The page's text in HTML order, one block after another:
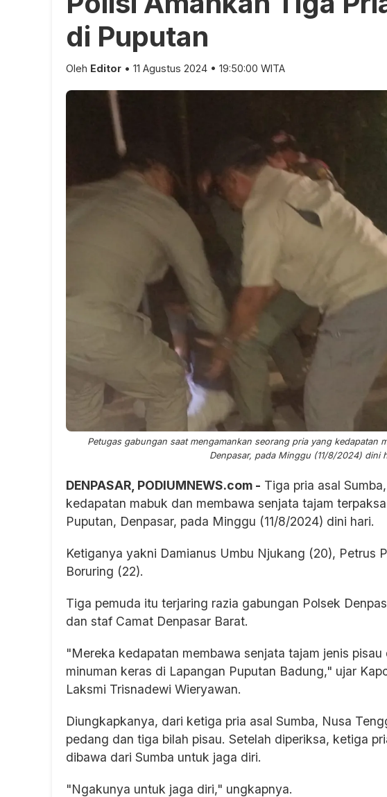
di Puputan
Oleh Editor • 11 Agustus 2024 • 19:50:00 WITA
Petugas gabungan saat mengamankan seorang pria yang kedapatan
Denpasar, pada Minggu (11/8/2024) dini
DENPASAR, PODIUMNEWS.com - Tiga pria asal
kedapatan mabuk dan membawa senjata tajam
Puputan, Denpasar, pada Minggu (11/8/2024) dini hari.
Ketiganya yakni Damianus Umbu Njukang (20), Petrus
Boruring (22).
Tiga pemuda itu terjaring razia gabungan Polsek
dan staf Camat Denpasar Barat.
"Mereka kedapatan membawa senjata tajam jenis
minuman keras di Lapangan Puputan Badung," ujar
Laksmi Trisnadewi Wieryawan.
Diungkapkanya, dari ketiga pria asal Sumba, Nusa
pedang dan tiga bilah pisau. Setelah diperiksa, ketiga
dibawa dari Sumba untuk jaga diri.
"Ngakunya untuk jaga diri," ungkapnya.